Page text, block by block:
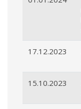
17.12.2023
15.10.2023